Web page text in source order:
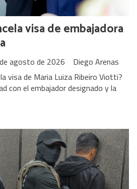
visa de embajadora
Diego Arenas
agosto de 2026
visa de Maria Luiza Ribeiro Viotti?
con el embajador designado y la